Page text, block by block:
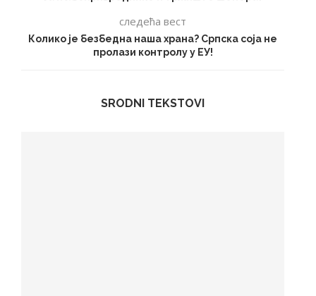
следећа вест
Колико је безбедна наша храна? Српска соја не
пролази контролу у ЕУ!
SRODNI TEKSTOVI